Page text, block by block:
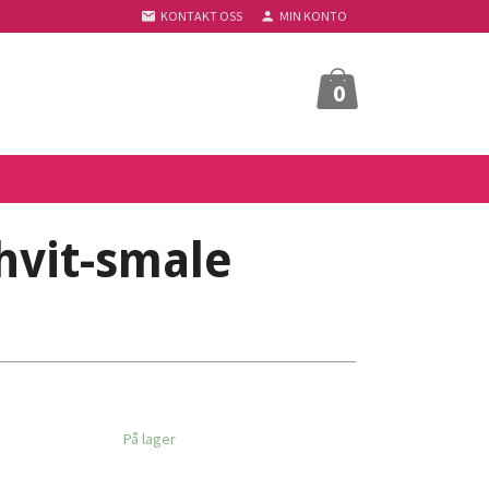
KONTAKT OSS MIN KONTO
0
smale
På lager